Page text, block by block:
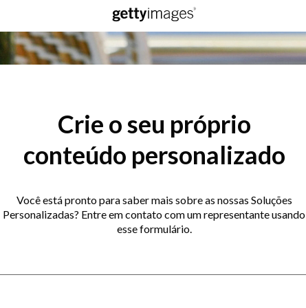
Crie o seu próprio
conteúdo personalizado
Você está pronto para saber mais sobre as nossas Soluções
Personalizadas? Entre em contato com um representante usando
esse formulário.